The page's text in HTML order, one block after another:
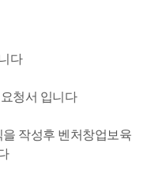
다
청서 입니다
작성후 벤처창업보육